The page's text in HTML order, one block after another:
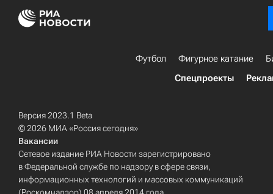
Футбол Фигурное катание
Спецпроекты
Версия 2023.1 Beta
© 2026 МИА «Россия сегодня»
Вакансии
Сетевое издание РИА Новости зарегистрировано
в Федеральной службе по надзору в сфере связи,
информационных технологий и массовых коммуникаций